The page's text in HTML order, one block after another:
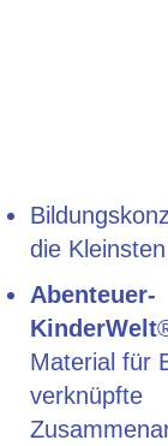
die Kleinsten
Abenteuer­
KinderWelt
Material für
verknüpfte